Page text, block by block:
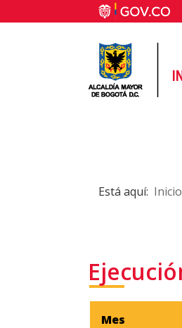
Está aquí: Inicio
Mes